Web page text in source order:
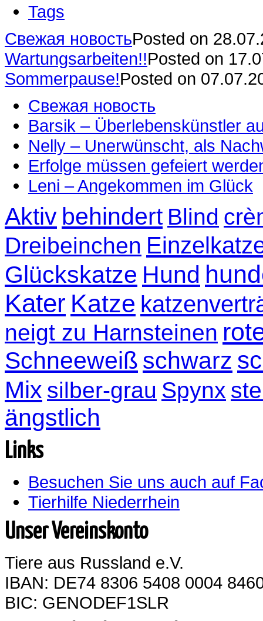
Tags
Свежая новостьPosted on
Wartungsarbeiten!!Posted on
Sommerpause!Posted on
Свежая новость
Barsik – Überlebenskünstler
Nelly – Unerwünscht, als
Erfolge müssen gefeiert
Leni – Angekommen im Glück
Aktiv behindert Blind
Dreibeinchen
Glückskatze Hund
Kater Katze
neigt zu Harnsteinen
Schneeweiß schwarz
Mix silber-grau Spynx
ängstlich
Links
Besuchen Sie uns auch auf
Tierhilfe Niederrhein
Unser Vereinskonto
Tiere aus Russland e.V.
IBAN: DE74 8306 5408 0004
BIC: GENODEF1SLR